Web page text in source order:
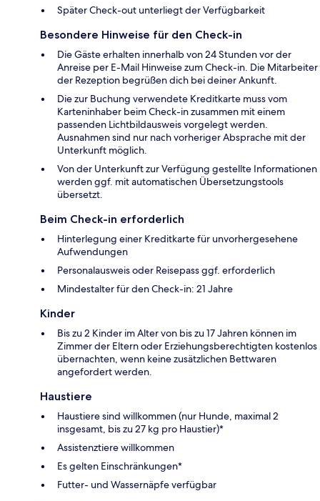
Später Check-out unterliegt der Verfügbarkeit
Besondere Hinweise für den Check-in
Die Gäste erhalten innerhalb von 24 Stunden vor der
Anreise per E-Mail Hinweise zum Check-in. Die Mitarbeiter
der Rezeption begrüßen dich bei deiner Ankunft.
Die zur Buchung verwendete Kreditkarte muss vom
Karteninhaber beim Check-in zusammen mit einem
passenden Lichtbildausweis vorgelegt werden.
Ausnahmen sind nur nach vorheriger Absprache mit der
Unterkunft möglich.
Von der Unterkunft zur Verfügung gestellte Informationen
werden ggf. mit automatischen Übersetzungstools
übersetzt.
Beim Check-in erforderlich
Hinterlegung einer Kreditkarte für unvorhergesehene
Aufwendungen
Personalausweis oder Reisepass ggf. erforderlich
Mindestalter für den Check-in: 21 Jahre
Kinder
Bis zu 2 Kinder im Alter von bis zu 17 Jahren können im
Zimmer der Eltern oder Erziehungsberechtigten kostenlos
übernachten, wenn keine zusätzlichen Bettwaren
angefordert werden.
Haustiere
Haustiere sind willkommen (nur Hunde, maximal 2
insgesamt, bis zu 27 kg pro Haustier)*
Assistenztiere willkommen
Es gelten Einschränkungen*
Futter- und Wassernäpfe verfügbar